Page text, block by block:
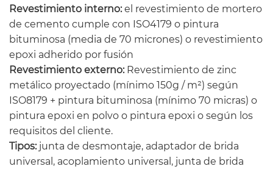
Revestimiento interno:el revestimiento de mortero
de cemento cumple con ISO4179 o pintura
bituminosa (media de 70 micrones) o revestimiento
epoxi adherido por fusión
Revestimiento externo:Revestimiento de zinc
metálico proyectado (mínimo 150g / m²) según
ISO8179 + pintura bituminosa (mínimo 70 micras) o
pintura epoxi en polvo o pintura epoxi o según los
requisitos del cliente.
Tipos:junta de desmontaje, adaptador de brida
universal, acoplamiento universal, junta de brida